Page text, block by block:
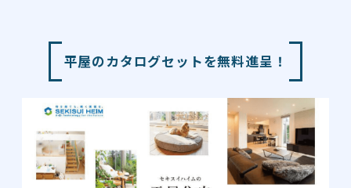
平屋のカタログセットを無料進呈！